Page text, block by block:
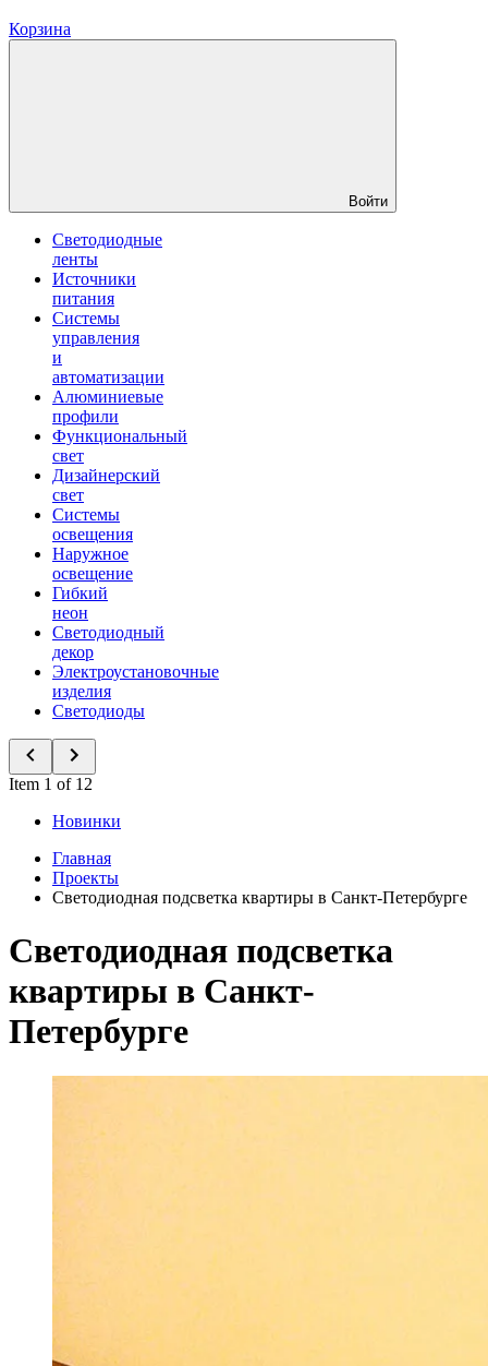
Корзина
Войти
Светодиодные
ленты
Источники
питания
Системы
управления
и
автоматизации
Алюминиевые
профили
Функциональный
свет
Дизайнерский
свет
Системы
освещения
Наружное
освещение
Гибкий
неон
Светодиодный
декор
Электроустановочные
изделия
Светодиоды
Item 1 of 12
Новинки
Главная
Проекты
Светодиодная подсветка квартиры в Санкт-Петербурге
Светодиодная подсветка
квартиры в Санкт-
Петербурге